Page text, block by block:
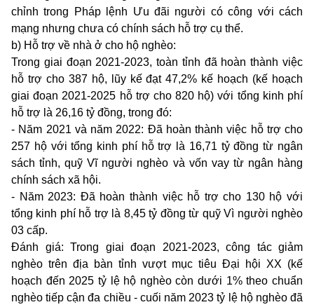
chỉnh trong Pháp lệnh Ưu đãi người có công với cách
mạng nhưng chưa có chính sách hỗ trợ cụ thể.
b) Hỗ trợ về nhà ở cho hộ nghèo:
Trong giai đoạn 2021-2023, toàn tỉnh đã hoàn thành việc
hỗ trợ cho 387hộ, lũy kế đạt 47,2% kế hoạch (kế hoạch
giai đoạn 2021-2025 hỗ trợ cho 820 hộ) với tổng kinh phí
hỗ trợ là 26,16 tỷ đồng, trong đó:
- Năm 2021 và năm 2022: Đã hoàn thành việc hỗ trợ cho
257 hộ với tổng kinh phí hỗ trợ là 16,71 tỷ đồng từ ngân
sách tỉnh, quỹ Vĩ người nghèo và vốn vay từ ngân hàng
chính sách xã hội.
- Năm 2023: Đã hoàn thành việc hỗ trợ cho 130hộvới
tổng kinh phí hỗ trợ là 8,45 tỷ đồng từ quỹ Vì người nghèo
03 cấp.
Đánh giá: Trong giai đoạn 2021-2023, công tác giảm
nghèo trên địa bàn tỉnh vượt mục tiêu Đại hội XX (kế
hoạch đến 2025 tỷ lệ hộ nghèo còn dưới 1% theo chuẩn
nghèo tiếp cận đa chiều - cuối năm 2023 tỷ lệ hộ nghèo đã